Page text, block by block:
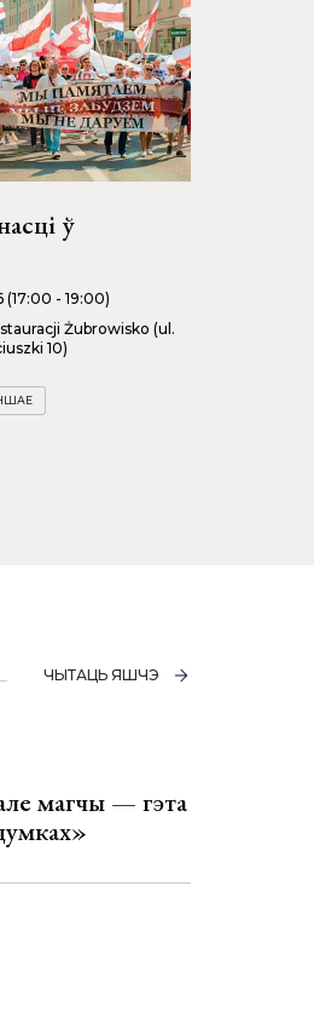
ў
- 19:00)
Żubrowisko (ul.
10)
ЧЫТАЦЬ ЯШЧЭ
магчы — гэта